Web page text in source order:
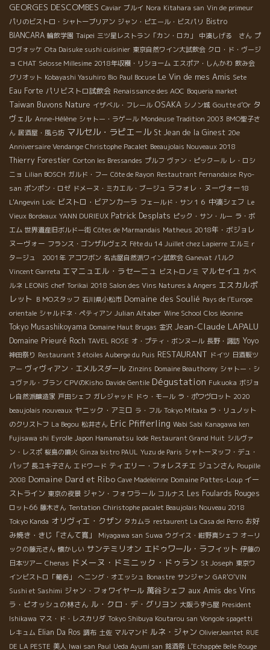
GEORGES DESCOMBES Caviar ブルイ Nora Kitahara san Vin de primeur
パリのビストロ・シャトーブリアン ジャン・ピエール・ビスパリ Bistro
BIANCARA 輪飲学園 Taipei 三ツ星レストラン「カン・ロカ」 中湊しげる さん プ
ロヴォッケ Ota Daisuke sushi cuisinier 東京自然ワイン大試飲会 クロ・ド・ヴージ
ョ CHAT Selosse Millesime 2018年収穫・リショーム エスポア・しんかわ 飲み会
グリオット Kobayashi Yasuhiro Bio Paul Bocuse Le Vin de mes Amis Sete
Eau Forte パリビストロ試飲会 Renaissance des AOC Boqueria market
Taiwan Buvons Nature イザベル・フレール OSAKA シノン城 Goutte d’Or タ
ヴェル Anne-Hélène シャトー・ラゲール Mondeuse Tradition 2003 BMO聖子さ
ん 居酒屋・風ら坊 マルセル・ラピエ－ル St Jean de la Ginest 20e
Anniversaire Vendange Christophe Pacalet Beeaujolais Nouveaux 2018
Thierry Forestier Corton les Bressandes プルフ ヴァン・ピックール レ・ロシ
ニョ Lilian BOSCH ガルド・フー Côte de Rayon Restautrant Fernandaise Ryo-
san ポンポン・ロゼ ドメーヌ・ミカエル・ブージュ ラフォレ・ヌーヴォー18
L'Angevin Loïc ビストロ・ビアンカーラ フェールド・サン１６ 中湊シェフ Le
Vieux Bordeaux YANN DURIEUX Patrick Desplats ピック・サン・ルー ラ・ボ
エム 世界遺産旧ボルドー街 Côtes de Marmandais Matheus 2018年・ボジョレ
ヌーヴォー フランス・ゴンザルヴェス Fête du 14 Juillet chez Lapierre エルミｒ
タージュ 2001年 アコワボン 名古屋自然派ワイン試飲会 Ganevat パルク
Vincent Garreta エマニュエル・ラセーニュ ビストロノミ マルセイユ カベ
ルネ LEONIS chef Torikai 2018 Salon des Vins Natures à Angers エスカルポ
レット ＢＭОスタッフ 石川県小松市 Domaine des Soulié Pays de l'Europe
orientale シャルドネ・ペティアン Julian Altaber Wine School Clos léonine
Tokyo Musashikoyama Domaine Haut Brugas 金沢 Jean-Claude LAPALU
Domaine Prieuré Roch TAVEL ROSE オ・プティ・ボンヌール 長野・諏訪 Yoyo
神田祭り Restaurant 3 étoiles Auberge du Puis RESTAURANT ドイツ 日酒販ツ
アー ヴィヴィアン・エメルスダール Zinzins Domaine Beauthorey シャトー・シ
ュヴァル・ブラン CPVのKisho Davide Gentile Dégustation Fukuoka ボジョ
レ自然派醸造家 戸田シェフ ガレジャッド ドゥ・モール ラ・ポワヴロット 2020
beaujolais nouveaux ヤニック・アミロ ラ・フル Tokyo Mitaka ラ・リュノット
のクリストフ La Begou 松井さん Eric Pfifferling Wabi Sabi Kanagawa ken
Fujisawa shi Eyrolle Japon Hamamatsu Iode Restaurant Grand Huit シルヴァ
ン・レスポ 桜島の噴火 Ginza bistro PAUL Yuzu de Paris シャトーヌッフ・デュ・
パップ 長ユキ子さん エドワード ティエリー・フォレスチエ ジュンさん Poupille
2008 Domaine Dard et Ribo Cave Madeleinne Domaine Pattes-Loup イー
ストライン 東京の夜景 ジャン・フォワラール コルナス Les Foulards Rouges
ロット66 藤木さん Tentation Chiristophe pacalet Beaujolais Nouveau 2018
Tokyo Kanda オリヴィエ・クザン タカムラ restaurent La Casa del Perro お好
み焼き・きじ「さんて寛」
Miyagawa san Suwa ウグイス・紺野真シェフ オーリ
ックの藤元さん 懐かしい サンテミリオン エドゥワール・ラフィット 伊藤の
日本ツアー Chenas ドメーヌ・ドミニック・ドゥラン St Joseph 東京ワ
インビストロ「葡呑」
へニング・オエッシュ Bonastre サンジャン GAR'O'VIN
Sushi et Sashimi ジャン・フォワイヤール 萬谷シェフ aux Amis des Vins
ラ・ピオッシュの林さん ル・クロ・デ・グリヨン 大阪うずら屋 President
Ishikawa マス・ド・レスカリダ Tokyo Shibuya Koutarou san Vongole spagetti
レキュム Elian Da Ros 調布 土佐 マルマンド ルネ・ジャン OlivierJeantet RUE
DE LA PESTE 美人 Iwai san Paul Ueda Ayumi san 銘酒祭 L'Echappée Belle Rouge